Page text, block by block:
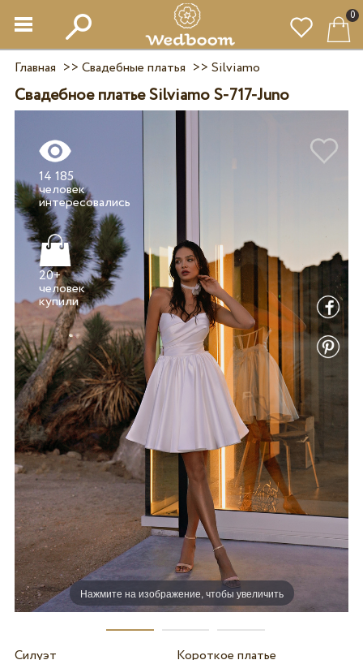
0
Главная >> Свадебные платья >> Silviamo
Свадебное платье Silviamo S-717-Juno
Нажмите на изображение, чтобы увеличить
14 185
человек
20+
человек
купили
Силуэт
Короткое платье